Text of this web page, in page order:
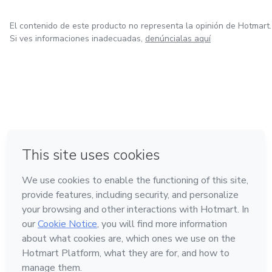
El contenido de este producto no representa la opinión de Hotmart.
Si ves informaciones inadecuadas, denúncialas aquí
Hecho con❤ en Belo Horizonte
Conoce Hotmart
Idioma
Español